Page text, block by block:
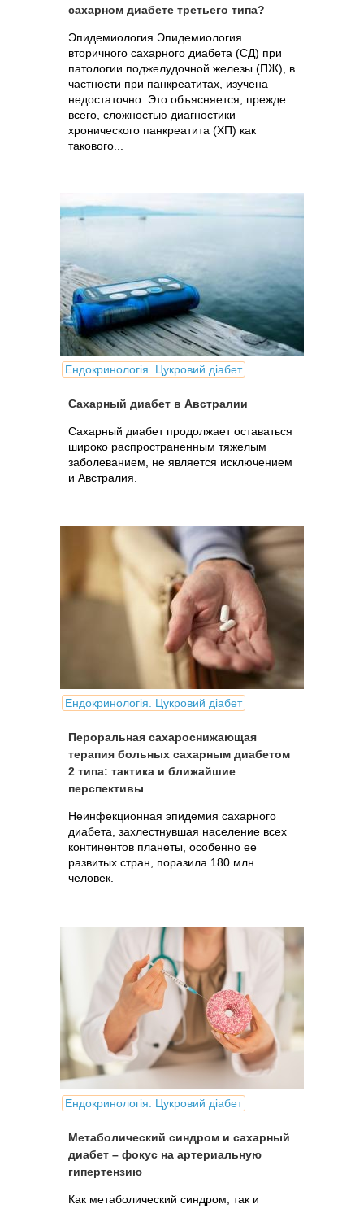
сахарном диабете третьего типа?
Эпидемиология Эпидемиология
вторичного сахарного диабета (СД) при
патологии поджелудочной железы (ПЖ), в
частности при панкреатитах, изучена
недостаточно. Это объясняется, прежде
всего, сложностью диагностики
хронического панкреатита (ХП) как
такового...
Ендокринологія. Цукровий діабет
Сахарный диабет в Австралии
Cахарный диабет продолжает оставаться
широко распространенным тяжелым
заболеванием, не является исключением
и Австралия.
Ендокринологія. Цукровий діабет
Пероральная сахароснижающая
терапия больных сахарным диабетом
2 типа: тактика и ближайшие
перспективы
Неинфекционная эпидемия сахарного
диабета, захлестнувшая население всех
континентов планеты, особенно ее
развитых стран, поразила 180 млн
человек.
Ендокринологія. Цукровий діабет
Метаболический синдром и сахарный
диабет – фокус на артериальную
гипертензию
Как метаболический синдром, так и